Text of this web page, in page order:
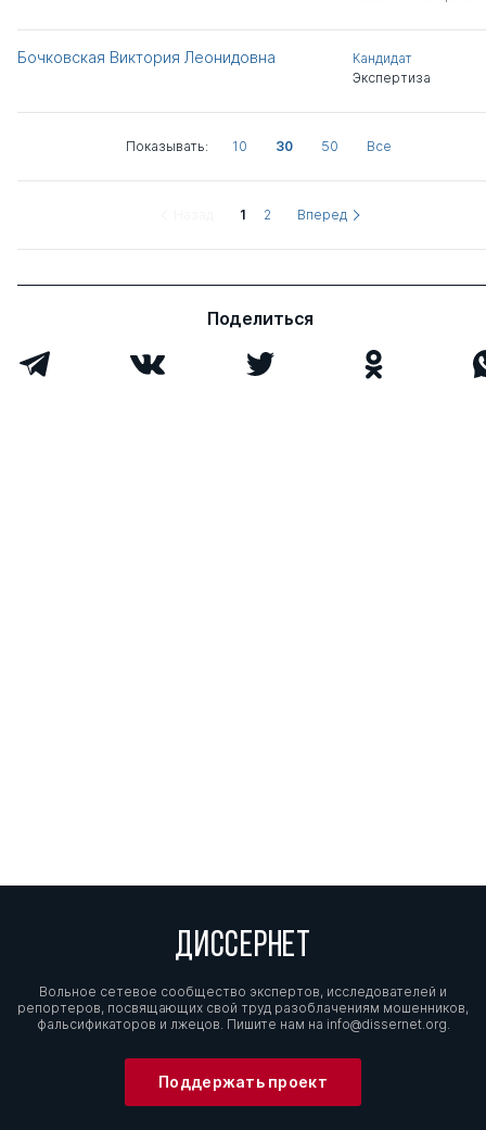
Бочковская Виктория Леонидовна
Кандидат
Экспертиза
Показывать: 10 30 50 Все
1 2 Вперед
Поделиться
ДИССЕРНЕТ
Вольное сетевое сообщество экспертов, исследователей и
репортеров, посвящающих свой труд разоблачениям мошенников,
фальсификаторов и лжецов. Пишите нам на info@dissernet.org.
Поддержать проект